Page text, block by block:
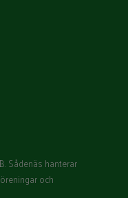
Sådenäs hanterar
och